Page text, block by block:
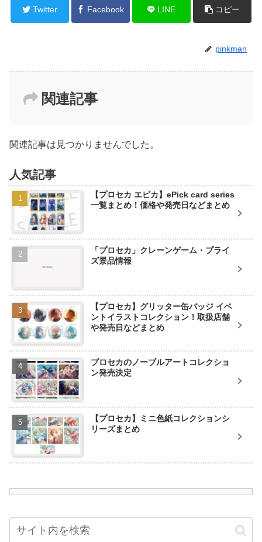
Twitter Facebook LINE コピー
pinkman
関連記事
関連記事は見つかりませんでした。
人気記事
【プロセカ エピカ】ePick card series
一覧まとめ！価格や発売日などまとめ
「プロセカ」クレーンゲーム・プライ
ズ景品情報
【プロセカ】グリッター缶バッジ イベ
ントイラストコレクション！取扱店舗
や発売日などまとめ
プロセカのノーブルアートコレクショ
ン発売決定
【プロセカ】ミニ色紙コレクションシ
リーズまとめ